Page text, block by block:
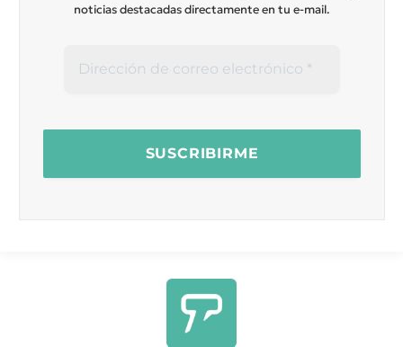
noticias destacadas directamente en tu e-mail.